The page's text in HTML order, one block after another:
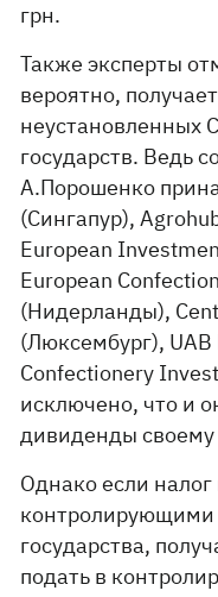
грн.
Также эксперты
вероятно,
неустановленных
государств. Ведь
А.Порошенко
(Сингапур),
European
European
(Нидерланды),
(Люксембург), UAB
Confectionery
исключено, что и
дивиденды своему
Однако если
контролирующими
государства,
подать в